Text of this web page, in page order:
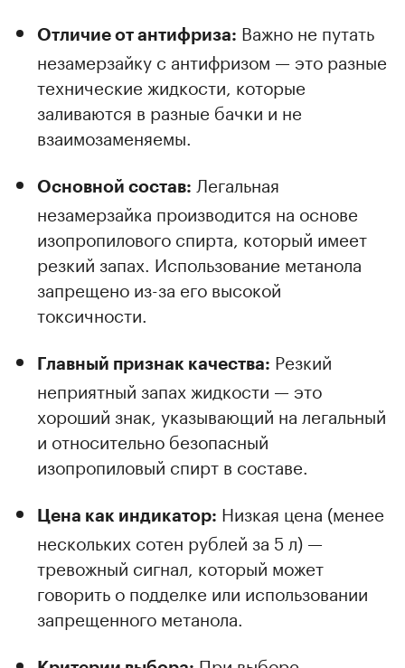
Отличие от антифриза: Важно не путать
незамерзайку с антифризом — это разные
технические жидкости, которые
заливаются в разные бачки и не
взаимозаменяемы.
Основной состав: Легальная
незамерзайка производится на основе
изопропилового спирта, который имеет
резкий запах. Использование метанола
запрещено из-за его высокой
токсичности.
Главный признак качества: Резкий
неприятный запах жидкости — это
хороший знак, указывающий на легальный
и относительно безопасный
изопропиловый спирт в составе.
Цена как индикатор: Низкая цена (менее
нескольких сотен рублей за 5 л) —
тревожный сигнал, который может
говорить о подделке или использовании
запрещенного метанола.